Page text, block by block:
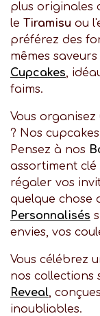
plus originales
le Tiramisu ou
préférez des
mêmes
Cupcakes,
faims.
Vous
? Nos
Pensez à nos
assortiment clé
régaler vos
quelque chose
Personnalisés
envies, vos
Vous célébrez
nos collections
Reveal,
inoubliables.